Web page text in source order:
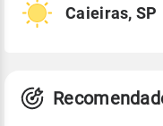
Caieiras, SP